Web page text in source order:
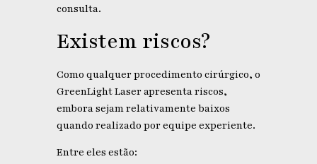
consulta.
Existem riscos?
Como qualquer procedimento cirúrgico, o
GreenLight Laser apresenta riscos,
embora sejam relativamente baixos
quando realizado por equipe experiente.
Entre eles estão: